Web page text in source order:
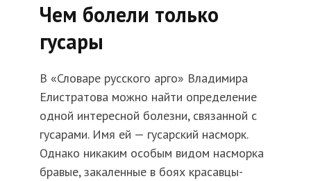
Чем болели только
гусары
В «Словаре русского арго» Владимира
Елистратова можно найти определение
одной интересной болезни, связанной с
гусарами. Имя ей — гусарский насморк.
Однако никаким особым видом насморка
бравые, закаленные в боях красавцы-